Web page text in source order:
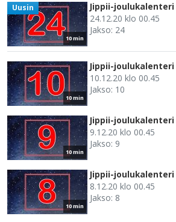
10 min
Uusin Jippii-joulukalenteri
24.12.20 klo 00.45
Jakso: 24
10 min
Jippii-joulukalenteri
10.12.20 klo 00.45
Jakso: 10
10 min
Jippii-joulukalenteri
9.12.20 klo 00.45
Jakso: 9
10 min
Jippii-joulukalenteri
8.12.20 klo 00.45
Jakso: 8